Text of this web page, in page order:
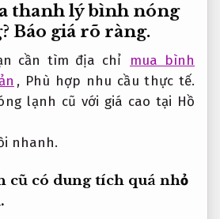
thanh lý bình nóng
Báo giá rõ ràng.
cần tìm địa chỉ
mua bình
, Phù hợp nhu cầu thực tế.
lạnh cũ với giá cao tại Hồ
nhanh.
cũ có dung tích quá nhỏ